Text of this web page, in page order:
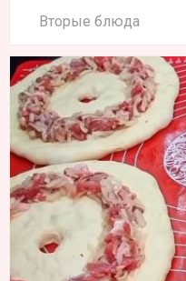
Вторые блюда